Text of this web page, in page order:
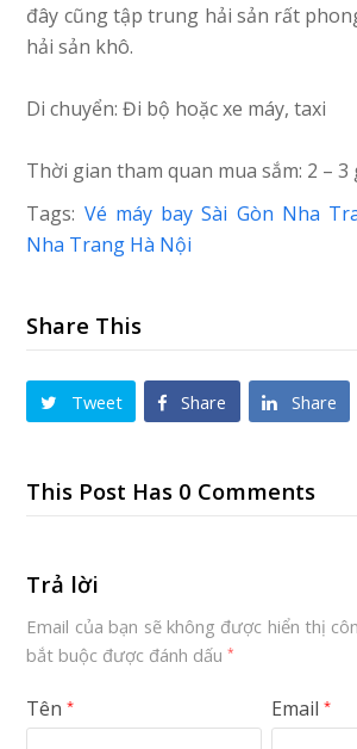
đây cũng tập trung hải sản rất
hải sản khô.
Di chuyển: Đi bộ hoặc xe máy, taxi
Thời gian tham quan mua sắm: 2 – 3
Tags: Vé máy bay Sài Gòn Nha
Nha Trang Hà Nội
Share This
Tweet Share Share
This Post Has 0 Comments
Trả lời
Email của bạn sẽ không được hiển thị
bắt buộc được đánh dấu*
Tên* Email*